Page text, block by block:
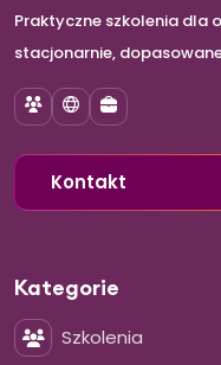
Praktyczne szkolenia dla
stacjonarnie,
SzkoleniaE-learningSzkolenia dla
Kontakt
Kategorie
Szkolenia